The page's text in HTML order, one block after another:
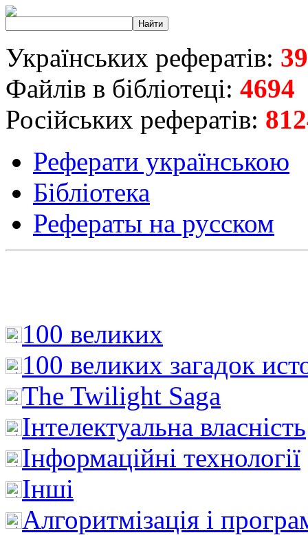
Українських рефератів:
Файлів в бібліотеці: 4694
Російських рефератів:
Реферати українською
Бібліотека
Рефераты на русском
100 великих
100 великих загадок
The Twilight Saga
Інтелектуальна влaсність
Інформаційні технології
Інші
Алгоритмізація і